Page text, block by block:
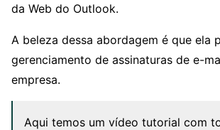
da Web do Outlook.
A beleza dessa abordagem é que ela
gerenciamento de assinaturas de e-
empresa.
Aqui temos um vídeo tutorial com